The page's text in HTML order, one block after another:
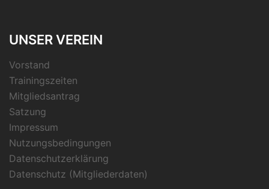
UNSER VEREIN
Vorstand
Trainingszeiten
Mitgliedsantrag
Satzung
Impressum
Nutzungsbedingungen
Datenschutzerklärung
Datenschutz (Mitgliederdaten)